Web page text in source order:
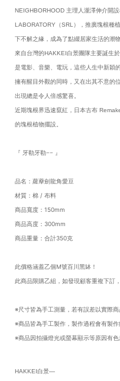
NEIGHBORHOOD 主理人瀧澤伸介開
LABORATORY（SRL），推廣塊根種
下不解之緣，成為了點綴居家生活的潮物
來自台灣的HAKKEI白景團隊主要誕生
是電影、音樂、電玩，這些人生中新穎
擁有醒目外觀的同時，又在出其不意的
出現總是令人倍感驚喜。
近期塊根界迅速竄紅，日本古布
的塊根植物擺設。
『 牙勒牙勒~~ 』
品名：蘿藦劍龍角愛豆
材質：棉 / 布料
商品寬度：150mm
商品高度：300mm
商品重量：合計350克
此價格涵蓋乙個M號百川黑缽！
此商品限購乙組，如發現顧客重複下訂
※尺寸皆為手工測量，若有誤差以實際
※商品皆為手工製作，製作過程會有製
※商品因拍攝燈光或螢幕顯示等原因有
HAKKEI白景—